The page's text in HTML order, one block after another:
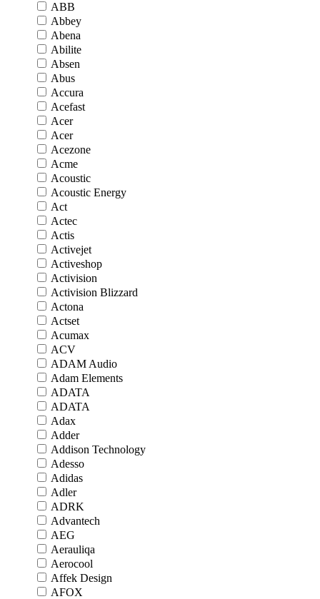
ABB
Abbey
Abena
Abilite
Absen
Abus
Accura
Acefast
Acer
Acer
Acezone
Acme
Acoustic
Acoustic Energy
Act
Actec
Actis
Activejet
Activeshop
Activision
Activision Blizzard
Actona
Actset
Acumax
ACV
ADAM Audio
Adam Elements
ADATA
ADATA
Adax
Adder
Addison Technology
Adesso
Adidas
Adler
ADRK
Advantech
AEG
Aerauliqa
Aerocool
Affek Design
AFOX